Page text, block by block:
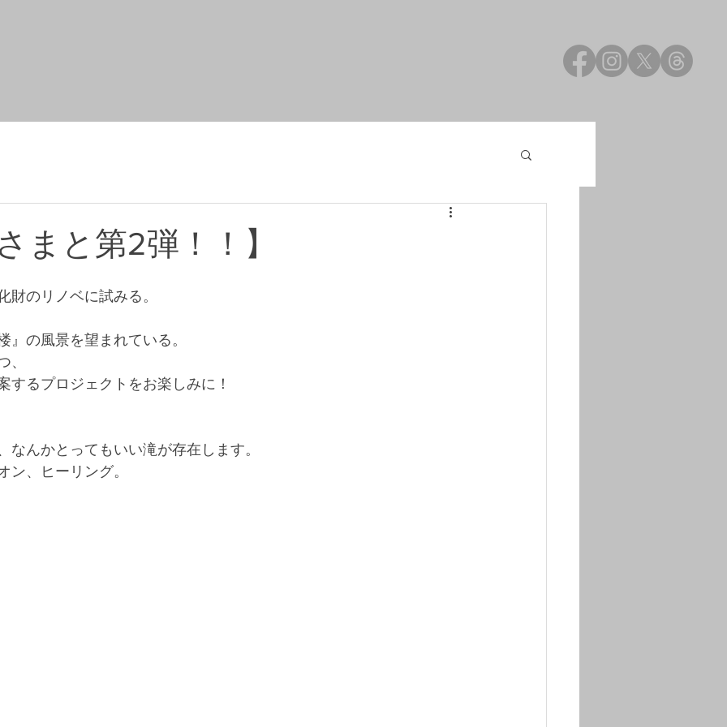
まと第2弾！！】
財のリノベに試みる。
』の風景を望まれている。
、
するプロジェクトをお楽しみに！
なんかとってもいい滝が存在します。
ン、ヒーリング。